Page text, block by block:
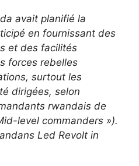
avait planifié la
en fournissant des
et des facilités
forces rebelles
surtout les
dirigées, selon
rwandais de
level commanders »).
Led Revolt in